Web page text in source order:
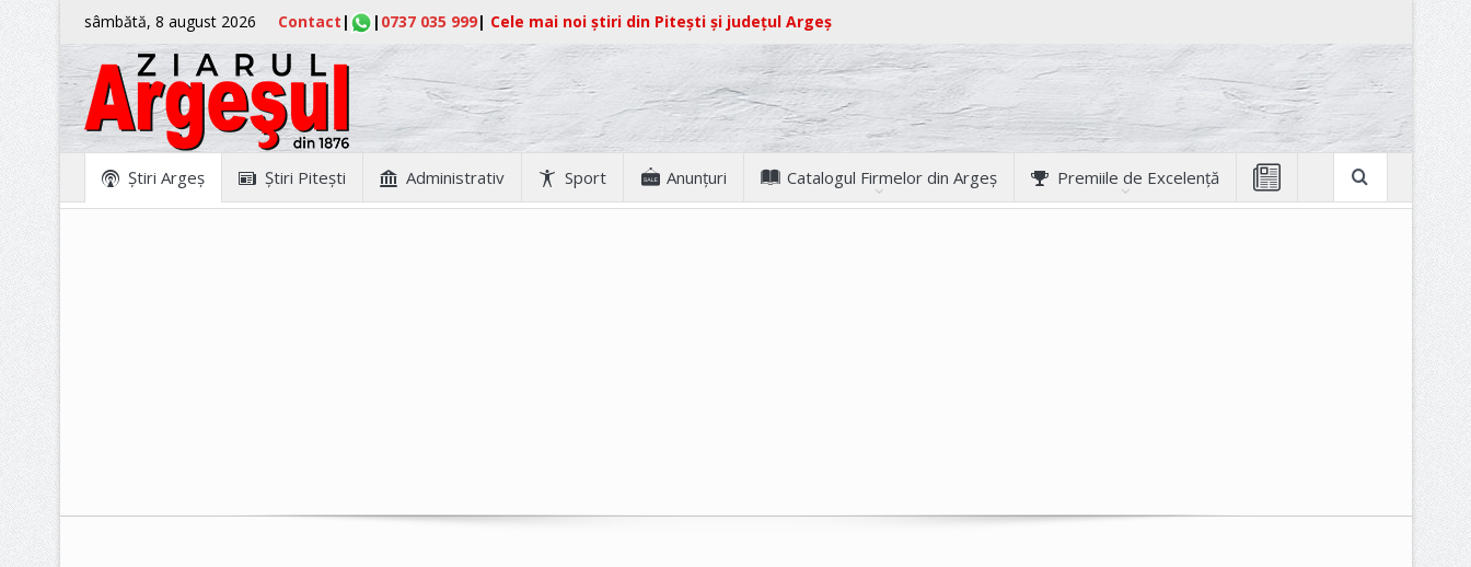
sâmbătă, 8 august 2026 Contact | | 0737 035 999| Cele mai noi știri din Pitești și județul Argeș
Ştiri Argeş Ştiri Piteşti Administrativ Sport Anunţuri Catalogul Firmelor din Argeș Premiile de Excelență